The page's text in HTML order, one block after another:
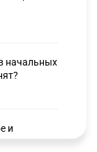
начальных
и